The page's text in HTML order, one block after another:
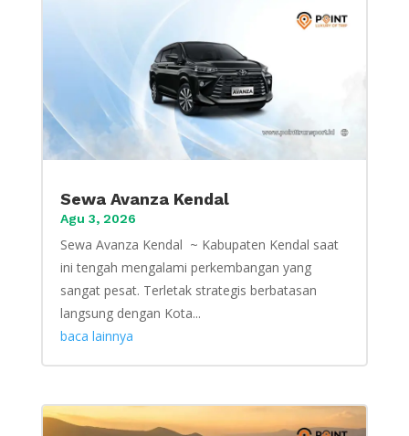
Sewa Avanza Kendal
Agu 3, 2026
Sewa Avanza Kendal ~ Kabupaten Kendal saat
ini tengah mengalami perkembangan yang
sangat pesat. Terletak strategis berbatasan
langsung dengan Kota...
baca lainnya